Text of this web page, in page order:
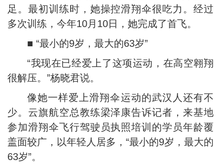
足。最初训练时，她操控滑翔伞很吃力。经过
多次训练，今年10月10日，她完成了首飞。
■ “最小的9岁，最大的63岁”
“我现在已经爱上了这项运动，在高空翱翔
很解压。”杨晓君说。
像她一样爱上滑翔伞运动的武汉人还有不
少。云旗航空总教练梁泽康告诉记者，来基地
参加滑翔伞飞行驾驶员执照培训的学员年龄覆
盖面较广，以年轻人居多，“最小的9岁，最大的
63岁”。